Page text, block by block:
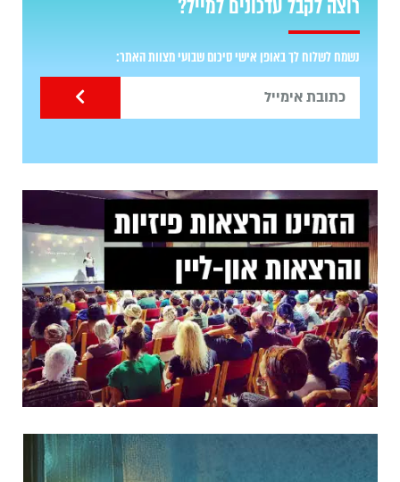
רוצה לקבל עדכונים למייל?
נשמח לשלוח לך באופן אישי סיכום שבועי מצוות האתר: